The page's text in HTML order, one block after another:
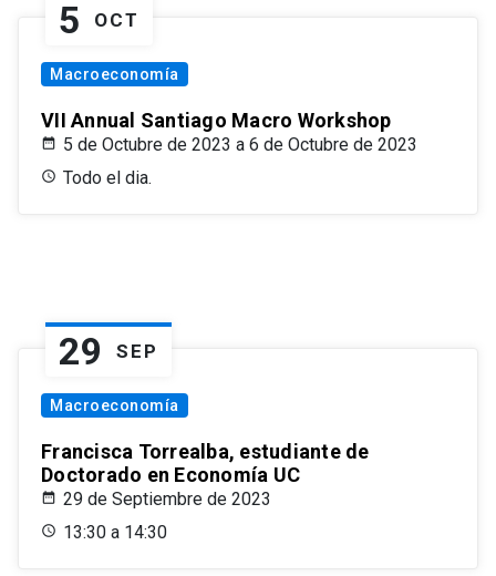
5 OCT
Macroeconomía
VII Annual Santiago Macro Workshop
5 de Octubre de 2023 a 6 de Octubre de 2023
Todo el dia.
29 SEP
Macroeconomía
Francisca Torrealba, estudiante de
Doctorado en Economía UC
29 de Septiembre de 2023
13:30 a 14:30